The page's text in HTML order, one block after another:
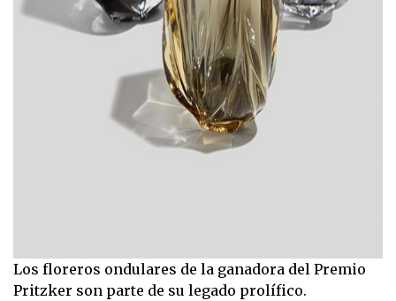
Los floreros ondulares de la ganadora del Premio
Pritzker son parte de su legado prolífico.